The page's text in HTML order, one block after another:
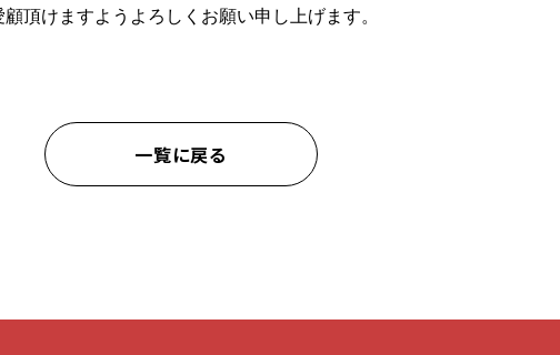
頂けますようよろしくお願い申し上げます。
一覧に戻る